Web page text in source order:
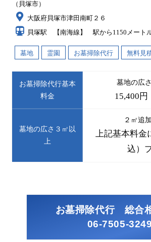
（貝塚市）
大阪府貝塚市津田南町２６
貝塚駅 【南海線】 駅から1150メートル
墓地 霊園 お墓掃除代行 無料見
お墓掃除代行基本
料金
墓地の広
15,400円
墓地の広さ３㎡以
上
２㎡追
上記基本料金
込）
お墓掃除代行 総合
06-7505-3249